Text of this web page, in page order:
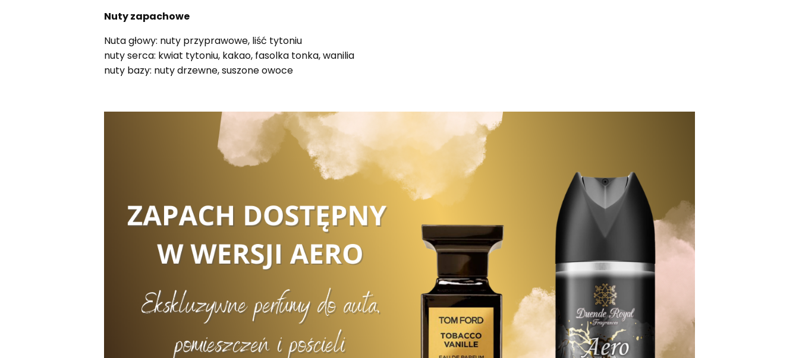
Nuty zapachowe
Nuta głowy: nuty przyprawowe, liść tytoniu
nuty serca: kwiat tytoniu, kakao, fasolka tonka, wanilia
nuty bazy: nuty drzewne, suszone owoce